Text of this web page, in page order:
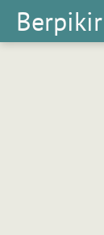
Berpikir
matematis